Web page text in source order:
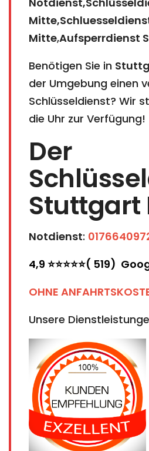
Mitte,Aufsperrdienst
Benötigen Sie in
der Umgebung einen
Schlüsseldienst? Wir
die Uhr zur Verfügung!
Der
Stuttgart
Notdienst:
4,9 ⭐⭐⭐⭐⭐( 519)
OHNE
Unsere